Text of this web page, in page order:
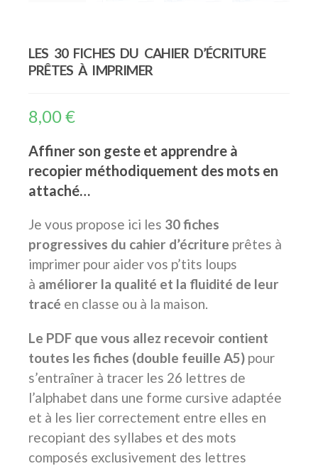
LES 30 FICHES DU CAHIER D’ÉCRITURE
PRÊTES À IMPRIMER
8,00€
Affiner son geste et apprendre à
recopier méthodiquement des mots en
attaché…
Je vous propose ici les 30 fiches
progressives du cahier d’écriture prêtes à
imprimer pour aider vos p’tits loups
à améliorer la qualité et la fluidité de leur
tracé en classe ou à la maison.
Le PDF que vous allez recevoir contient
toutes les fiches (double feuille A5) pour
s’entraîner à tracer les 26 lettres de
l’alphabet dans une forme cursive adaptée
et à les lier correctement entre elles en
recopiant des syllabes et des mots
composés exclusivement des lettres